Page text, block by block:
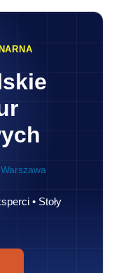
Warszawa
• Stoły